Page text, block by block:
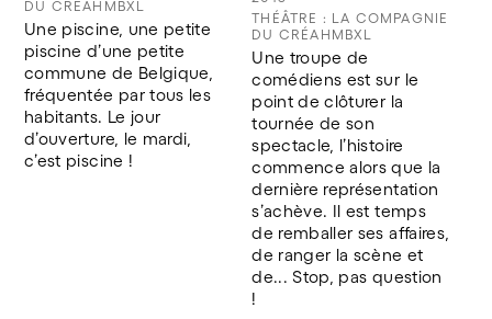
DU CRÉAHMBXL
Une piscine, une petite
piscine d’une petite
commune de Belgique,
fréquentée par tous les
habitants. Le jour
d’ouverture, le mardi,
c’est piscine !
THÉÂTRE : LA COMPAGNIE
DU CRÉAHMBXL
Une troupe de
comédiens est sur le
point de clôturer la
tournée de son
spectacle, l’histoire
commence alors que la
dernière représentation
s’achève. Il est temps
de remballer ses affaires,
de ranger la scène et
de... Stop, pas question
!